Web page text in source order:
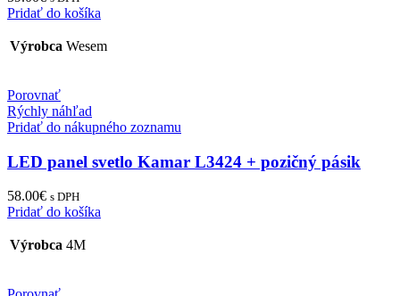
Pridať do košíka
Výrobca Wesem
Porovnať
Rýchly náhľad
Pridať do nákupného zoznamu
LED panel svetlo Kamar L3424 + pozičný pásik
58.00€ s DPH
Pridať do košíka
Výrobca 4M